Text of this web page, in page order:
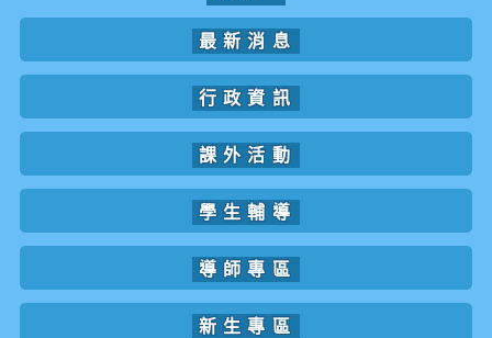
最新消息
行政資訊
課外活動
學生輔導
導師專區
新生專區